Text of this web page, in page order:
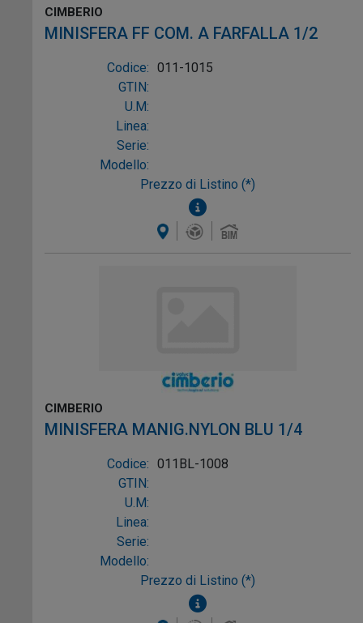
CIMBERIO
MINISFERA FF COM. A FARFALLA 1/2
Codice: 011-1015
GTIN:
U.M:
Linea:
Serie:
Modello:
Prezzo di Listino (*)
CIMBERIO
MINISFERA MANIG.NYLON BLU 1/4
Codice: 011BL-1008
GTIN:
U.M:
Linea:
Serie:
Modello:
Prezzo di Listino (*)